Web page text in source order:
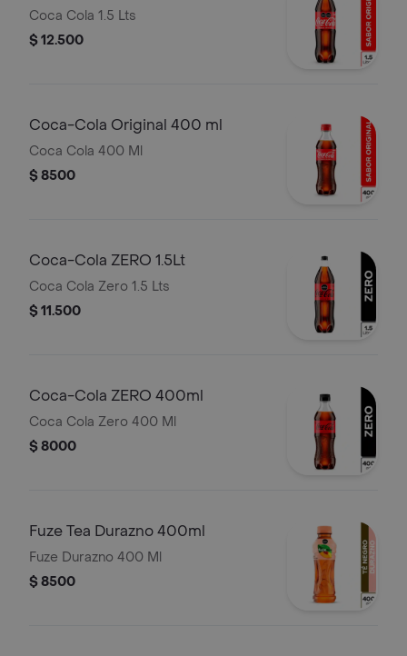
Coca Cola 1.5 Lts
$ 12.500
Coca-Cola Original 400 ml
Coca Cola 400 Ml
$ 8500
Coca-Cola ZERO 1.5Lt
Coca Cola Zero 1.5 Lts
$ 11.500
Coca-Cola ZERO 400ml
Coca Cola Zero 400 Ml
$ 8000
Fuze Tea Durazno 400ml
Fuze Durazno 400 Ml
$ 8500